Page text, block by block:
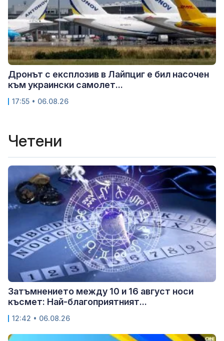
Дронът с експлозив в Лайпциг е бил насочен
към украински самолет...
17:55 • 06.08.26
Четени
Затъмнението между 10 и 16 август носи
късмет: Най-благоприятният...
12:42 • 06.08.26